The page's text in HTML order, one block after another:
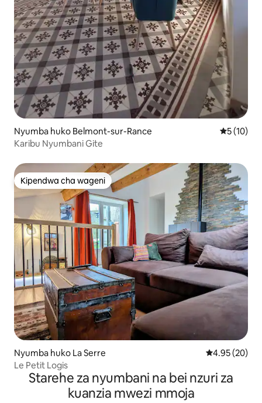
Nyumba huko Belmont-sur-Rance Ukadiriaji
5 (10)
Karibu Nyumbani Gite
Kipendwa cha wageni
Kipendwa cha wageni
Nyumba huko La Serre Ukadiriaji wa
4.95 (20)
Le Petit Logis
Starehe za nyumbani na bei nzuri za
kuanzia mwezi mmoja